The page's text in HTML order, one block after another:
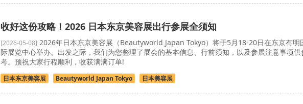
收好这份攻略！2026 日本东京美容展出行参展全须知
[2026-05-08] 2026年日本东京美容展（Beautyworld Japan Tokyo）将于5月18-20日在东京有明
际展览中心举办。出发之际，我们为您整理了展会的基本信息、行前须知，以及参展注意事项供
考。预祝大家行程顺利，收获满满订单!
日本东京美容展 Beautyworld Japan Tokyo 日本美容展